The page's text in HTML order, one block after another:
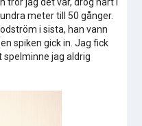
meter till 50 gånger.
i sista, han vann
spiken gick in. Jag fick
spelminne jag aldrig